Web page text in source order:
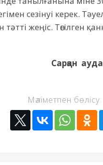
сезінуі керек.
жеңіс. Төгілген
Сарқан
Мәліметпен бөлісу: